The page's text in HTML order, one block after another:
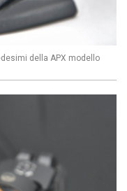
della APX modello